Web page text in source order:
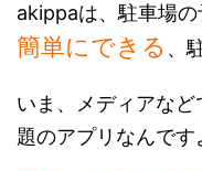
akippaは、駐車場
簡単にできる 、
いま、メディアな
題のアプリなんです